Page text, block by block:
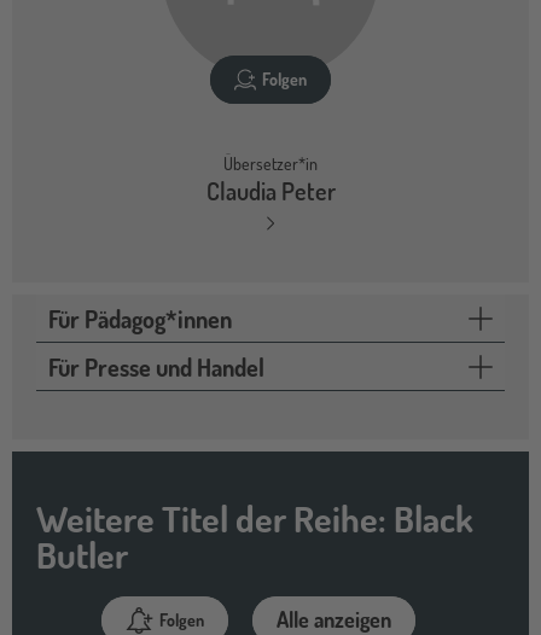
Folgen
Übersetzer*in
Claudia Peter
Für Pädagog*innen
Für Presse und Handel
Weitere Titel der Reihe: Black
Butler
Folgen Alle anzeigen